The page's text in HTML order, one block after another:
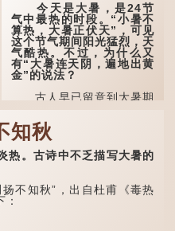
今天是大暑，是24节
气中最热的时段。“小暑不
算热，大暑正伏天”，可见
这个节气期间阳光猛烈，天
气酷热。不过，为什么又
有“大暑连天阴，遍地出黄
金”的说法？
古人早已留意到大暑期
间的气候规律。 《逸周书·
时训解》记载：「大暑之
日，腐草化为萤。又五日，
土润溽暑。又五日，大雨时
行。」意思是说，大暑时节
萤火虫出生，土地湿热，常
这段时期的雨水，对农
知秋
。古诗中不乏描写大暑的
不知秋”，出自杜甫《毒热